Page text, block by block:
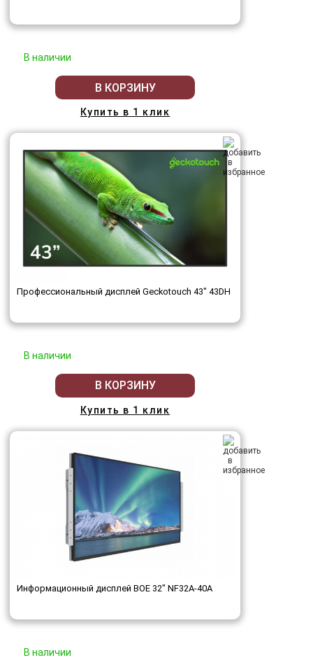
В наличии
В КОРЗИНУ
Купить в 1 клик
Профессиональный дисплей Geckotouch 43" 43DH
В наличии
В КОРЗИНУ
Купить в 1 клик
Информационный дисплей BOE 32" NF32A-40A
В наличии